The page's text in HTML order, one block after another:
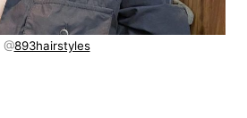
@893hairstyles